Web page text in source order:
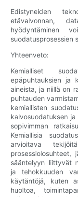
Edistyneiden
etävalvonnan,
hyödyntäminen
suodatusprosessien
Yhteenveto:
Kemialliset
epäpuhtauksien ja
aineista, ja niillä on
puhtauden
kemiallisten
kalvosuodatuksen
sopivimman
Kemiallisia
arvioitava
prosessiolosuhteet,
sääntelyyn liittyvät
ja tehokkuuden
käytäntöjä, kuten
huoltoa,